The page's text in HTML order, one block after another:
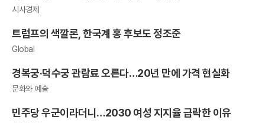
시사경제
트럼프의 색깔론, 한국계 홍 후보도 정조준
Global
경복궁·덕수궁 관람료 오른다…20년 만에 가격 현실화
문화와 예술
민주당 우군이라더니…2030 여성 지지율 급락한 이유